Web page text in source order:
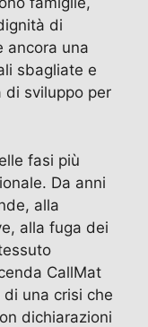
di
ancora una
sbagliate e
di sviluppo per
fasi più
Da anni
alla
alla fuga dei
CallMat
di una crisi che
dichiarazioni